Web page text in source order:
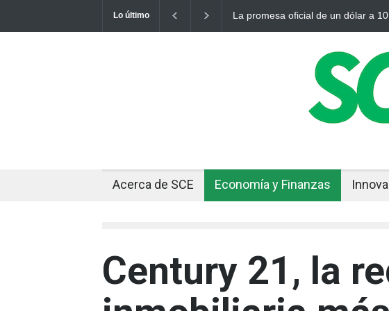
Lo último
La promesa oficial de un dólar a 10 bolivianos se desinfla mientras
Acerca de SCE Economía y Finanzas
Century 21, la